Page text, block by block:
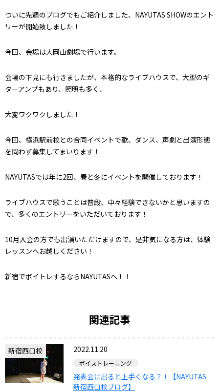
ついに先週のブログでもご紹介しました、NAYUTAS SHOWのエント
リーが開始致しました！
今回、会場は大岡山劇場で行います。
会場の下見にも行きましたが、本格的なライブハウスで、大型のギ
ターアンプもあり、照明も多く、
大変ワクワクしました！
今回、横浜駅前校との合同イベントで歌、ダンス、声劇と出演形態
を問わず募集してまいります！
NAYUTASでは年に2回、春と冬にイベントを開催しております！
ライブハウスで歌うことは普段、中々経験できないかと思いますの
で、多くのエントリーをいただいております！
10月入会の方でも出演いただけますので、是非気になる方は、体験
レッスンへお越しください！
新宿でボイトレするならNAYUTASへ！！
関連記事
新宿西口校 2022.11.20
ボイストレーニング
発表会に出ると上手くなる？！【NAYUTAS
新宿西口校ブログ】